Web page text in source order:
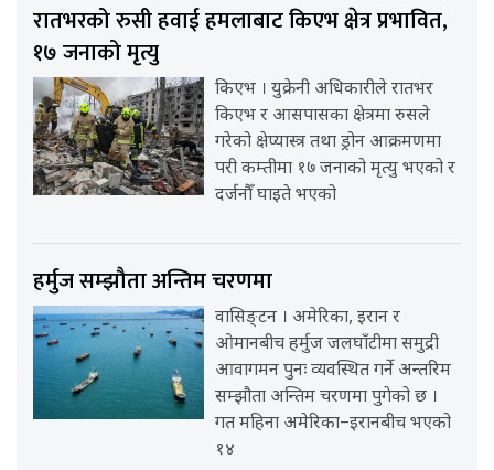
रातभरको रुसी हवाई हमलाबाट किएभ क्षेत्र प्रभावित,
१७ जनाको मृत्यु
किएभ । युक्रेनी अधिकारीले रातभर
किएभ र आसपासका क्षेत्रमा रुसले
गरेको क्षेप्यास्त्र तथा ड्रोन आक्रमणमा
परी कम्तीमा १७ जनाको मृत्यु भएको र
दर्जनौँ घाइते भएको
हर्मुज सम्झौता अन्तिम चरणमा
वासिङ्टन । अमेरिका, इरान र
ओमानबीच हर्मुज जलघाँटीमा समुद्री
आवागमन पुनः व्यवस्थित गर्ने अन्तरिम
सम्झौता अन्तिम चरणमा पुगेको छ ।
गत महिना अमेरिका–इरानबीच भएको
१४